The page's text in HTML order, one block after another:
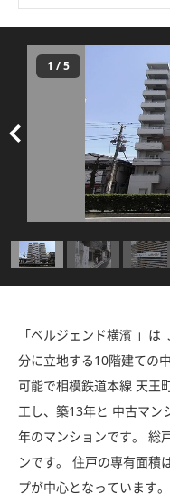
1 /5
「ベルジェンド横濱 」
分に立地する10階建ての
可能で相模鉄道本線 天王
工し、築13年と 中古マン
年のマンションです。 総
ンです。 住戸の専有面積
プが中心となっています